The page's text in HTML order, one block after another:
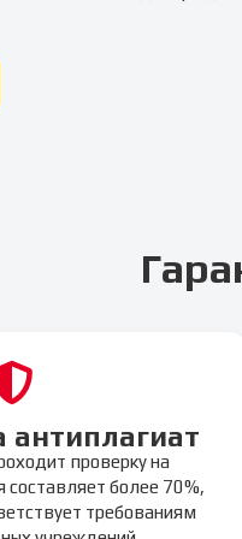
антиплагиат
проверку на
составляет более 70%,
требованиям